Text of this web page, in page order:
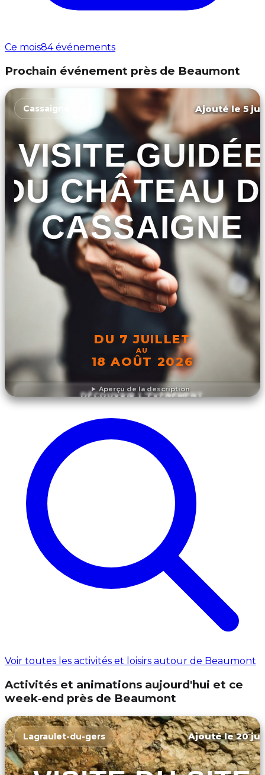
Ce mois84 événements
Prochain événement près de Beaumont
Aperçu de la description
Cassaigne Ajouté le 5
VISITE
DU CHÂTEAU
CASSAIGNE
DU 7 JUILLET
AU
18 AOÛT 2026
DÉCOUVRIR L'ÉVÉNEMENT
Voir toutes les activités et loisirs autour de Beaumont
Activités et animations aujourd'hui et ce
week‑end près de Beaumont
Lagraulet-du-gers Ajouté le 20